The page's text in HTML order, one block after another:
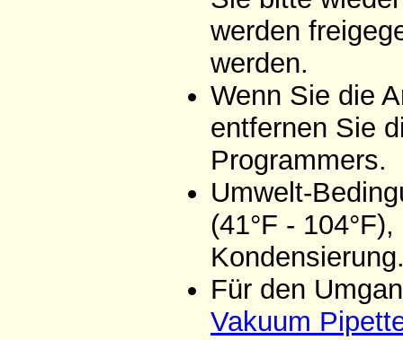
werden
werden.
Wenn Sie die
entfernen Sie
Programmers.
Umwelt-
(41°F -
Für den
Vakuum